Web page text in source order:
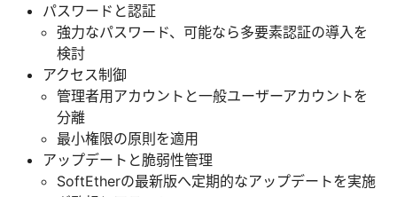
パスワードと認証
強力なパスワード、可能なら多要素認証の導入を
検討
アクセス制御
管理者用アカウントと一般ユーザーアカウントを
分離
最小権限の原則を適用
アップデートと脆弱性管理
SoftEtherの最新版へ定期的なアップデートを実施